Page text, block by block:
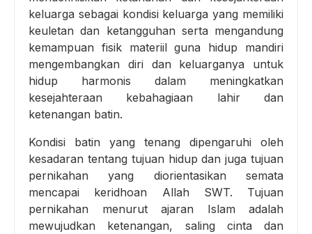
keluarga sebagai kondisi keluarga yang memiliki
keuletan dan ketangguhan serta mengandung
kemampuan fisik materiil guna hidup mandiri
mengembangkan diri dan keluarganya untuk
hidup harmonis dalam meningkatkan
kesejahteraan kebahagiaan lahir dan
ketenangan batin.
Kondisi batin yang tenang dipengaruhi oleh
kesadaran tentang tujuan hidup dan juga tujuan
pernikahan yang diorientasikan semata
mencapai keridhoan Allah SWT. Tujuan
pernikahan menurut ajaran Islam adalah
mewujudkan ketenangan, saling cinta dan